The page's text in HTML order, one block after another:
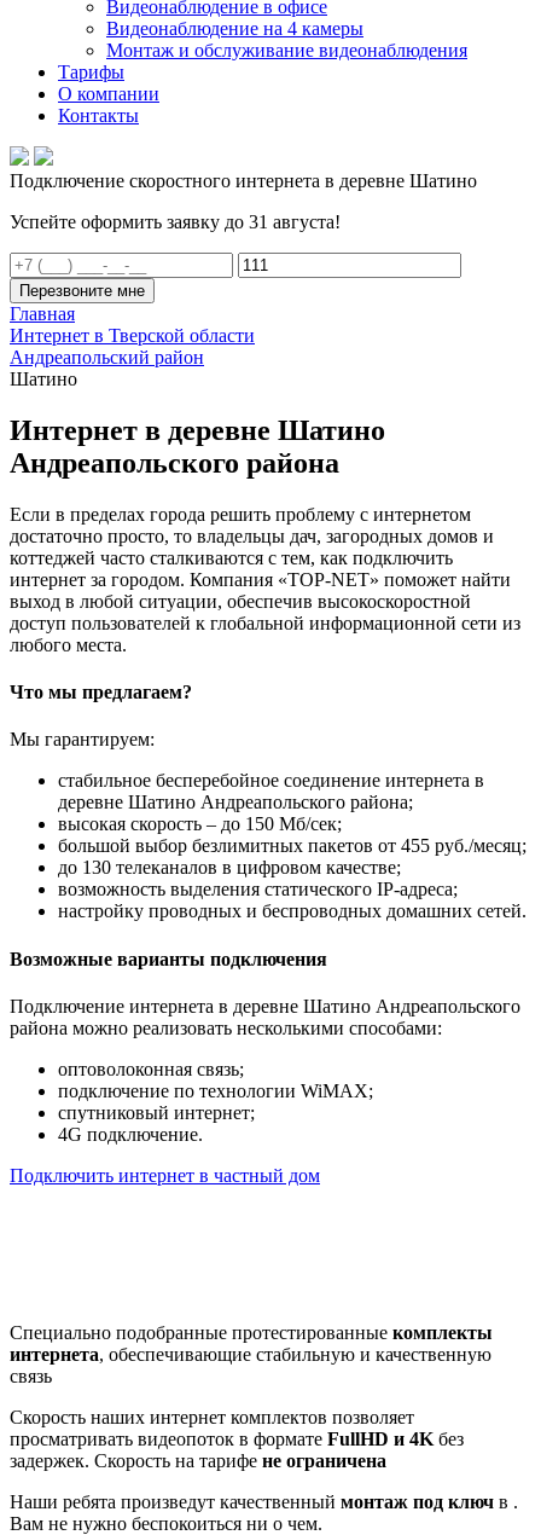
Видеонаблюдение в офисе
Видеонаблюдение на 4 камеры
Монтаж и обслуживание видеонаблюдения
Тарифы
О компании
Контакты
Подключение скоростного интернета в деревне Шатино
Успейте оформить заявку до 31 августа!
Перезвоните мне
Главная
Интернет в Тверской области
Андреапольский район
Шатино
Интернет в деревне Шатино
Андреапольского района
Если в пределах города решить проблему с интернетом
достаточно просто, то владельцы дач, загородных домов и
коттеджей часто сталкиваются с тем, как подключить
интернет за городом. Компания «TOP-NET» поможет найти
выход в любой ситуации, обеспечив высокоскоростной
доступ пользователей к глобальной информационной сети из
любого места.
Что мы предлагаем?
Мы гарантируем:
стабильное бесперебойное соединение интернета в
деревне Шатино Андреапольского района;
высокая скорость – до 150 Мб/сек;
большой выбор безлимитных пакетов от 455 руб./месяц;
до 130 телеканалов в цифровом качестве;
возможность выделения статического IP-адреса;
настройку проводных и беспроводных домашних сетей.
Возможные варианты подключения
Подключение интернета в деревне Шатино Андреапольского
района можно реализовать несколькими способами:
оптоволоконная связь;
подключение по технологии WiMAX;
спутниковый интернет;
4G подключение.
Подключить интернет в частный дом
Специально подобранные протестированные комплекты
интернета, обеспечивающие стабильную и качественную
связь
Скорость наших интернет комплектов позволяет
просматривать видеопоток в формате FullHD и 4K без
задержек. Скорость на тарифе не ограничена
Наши ребята произведут качественный монтаж под ключ в .
Вам не нужно беспокоиться ни о чем.